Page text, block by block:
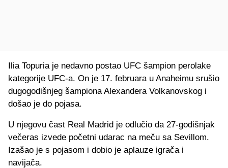
Ilia Topuria je nedavno postao UFC šampion perolake
kategorije UFC-a. On je 17. februara u Anaheimu srušio
dugogodišnjeg šampiona Alexandera Volkanovskog i
došao je do pojasa.
U njegovu čast Real Madrid je odlučio da 27-godišnjak
večeras izvede početni udarac na meču sa Sevillom.
Izašao je s pojasom i dobio je aplauze igrača i
navijača.